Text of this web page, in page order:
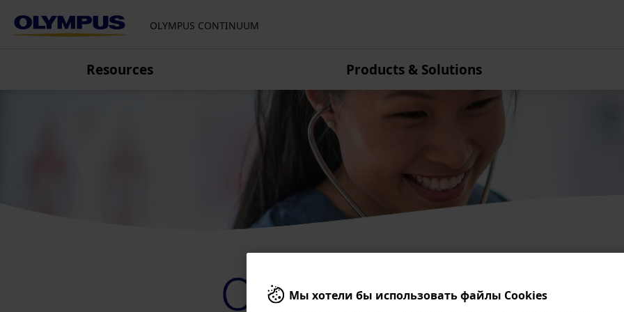
OLYMPUS CONTINUUM
Resources Products & Solutions
Гонконг
Япония
Малайзия
Сингапур
Мы хотели бы использовать файлы Cookies